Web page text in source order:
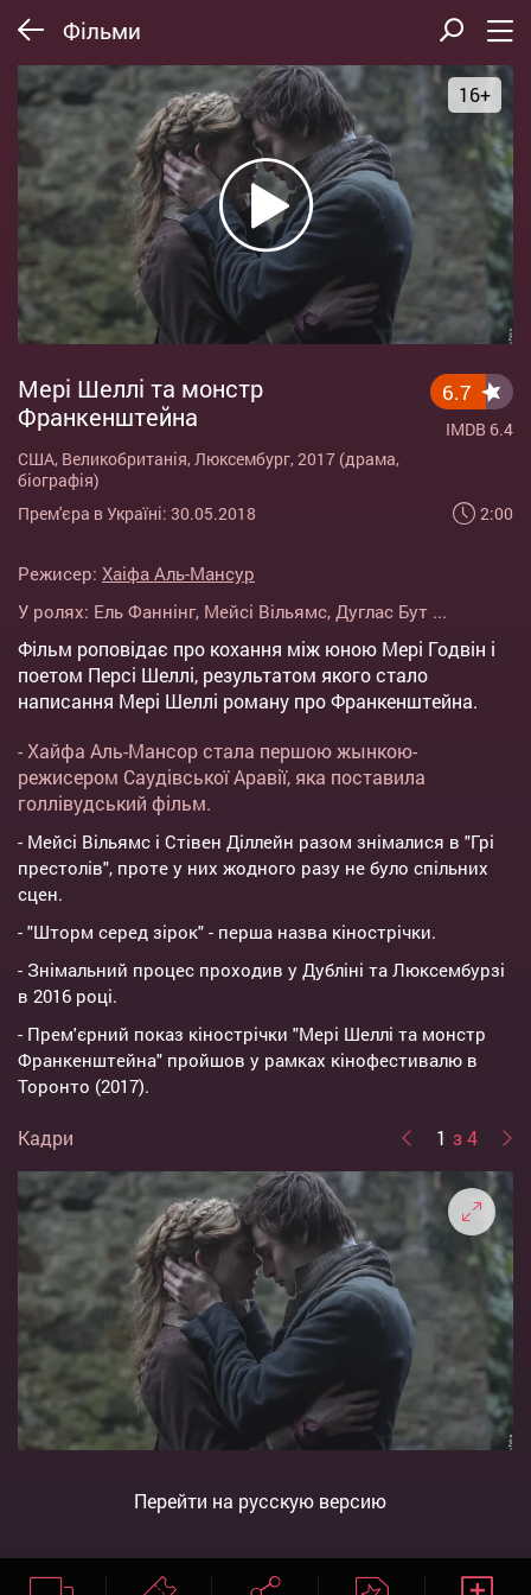
Фільми
16+
Мері Шеллі та монстр
Франкенштейна
США, Великобританія, Люксембург, 2017 (драма,
біографія)
Прем'єра в Україні: 30.05.2018
6.7
IMDB 6.4
2:00
Режисер: Хаіфа Аль-Мансур
У ролях: Ель Фаннінг, Мейсі Вільямс, Дуглас Бут ...
Фільм роповідає про кохання між юною Мері Годвін і
поетом Персі Шеллі, результатом якого стало
написання Мері Шеллі роману про Франкенштейна.
- Хайфа Аль-Мансор стала першою жынкою-
режисером Саудівської Аравії, яка поставила
голлівудський фільм.
- Мейсі Вільямс і Стівен Діллейн разом знімалися в "Грі
престолів", проте у них жодного разу не було спільних
сцен.
- "Шторм серед зірок" - перша назва кінострічки.
- Знімальний процес проходив у Дубліні та Люксембурзі
в 2016 році.
- Прем'єрний показ кінострічки "Мері Шеллі та монстр
Франкенштейна" пройшов у рамках кінофестивалю в
Торонто (2017).
Кадри 1 з 4
Перейти на русскую версию